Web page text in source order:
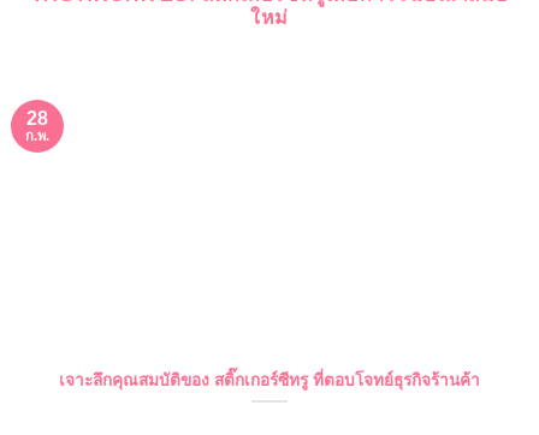
ใหม่
เจาะลึกคุณสมบัติของ สติ๊กเกอร์ซีทรู ที่ตอบโจทย์ธุรกิจร้านค้า
28
ก.พ.